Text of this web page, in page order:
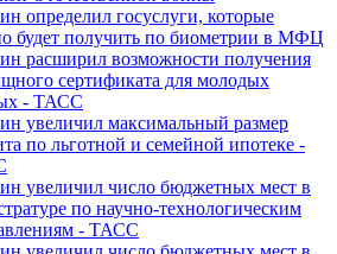
определил госуслуги, которые
будет получить по биометрии в МФЦ
расширил возможности получения
сертификата для молодых
- ТАСС
увеличил максимальный размер
по льготной и семейной ипотеке -
увеличил число бюджетных мест в
по научно-технологическим
- ТАСС